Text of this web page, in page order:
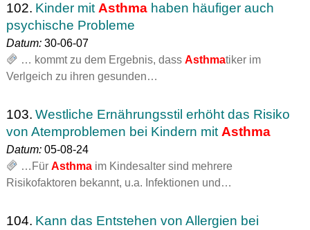
102. Kinder mit Asthmahaben häufiger auch
psychische Probleme
Datum:30-06-07
… kommt zu dem Ergebnis, dass Asthmatiker im
Verlgeich zu ihren gesunden…
103. Westliche Ernährungsstil erhöht das Risiko
von Atemproblemen bei Kindern mit Asthma
Datum:05-08-24
…Für Asthmaim Kindesalter sind mehrere
Risikofaktoren bekannt, u.a. Infektionen und…
104. Kann das Entstehen von Allergien bei